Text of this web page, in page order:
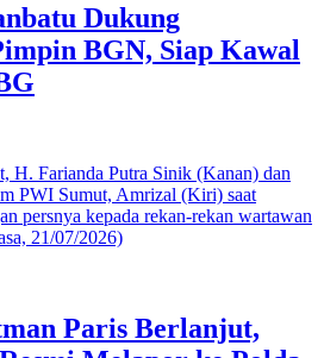
Dukung
BGN, Siap Kawal
Paris Berlanjut,